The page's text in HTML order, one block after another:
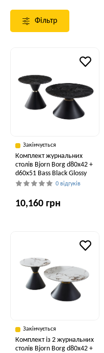
Фільтр
Закінчується
Комплект журнальних
столів Bjorn Borg d80х42 +
d60х51 Bass Black Glossy
0 відгуків
10,160 грн
Закінчується
Комплект із 2 журнальних
столів Bjorn Borg d80х42 +